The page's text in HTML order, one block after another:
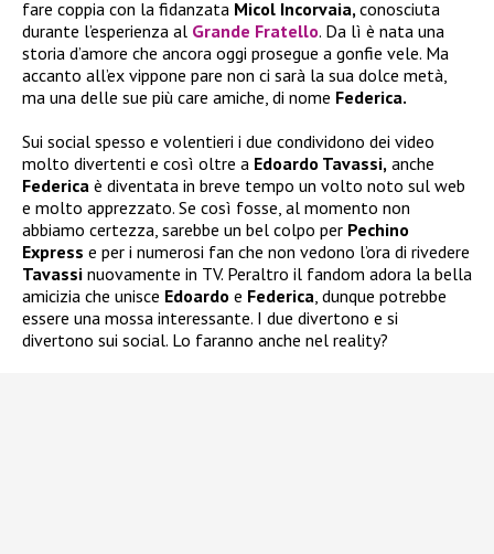
fare coppia con la fidanzata Micol Incorvaia, conosciuta
durante l’esperienza al Grande Fratello. Da lì è nata una
storia d’amore che ancora oggi prosegue a gonfie vele. Ma
accanto all’ex vippone pare non ci sarà la sua dolce metà,
ma una delle sue più care amiche, di nome Federica.
Sui social spesso e volentieri i due condividono dei video
molto divertenti e così oltre a Edoardo Tavassi, anche
Federica è diventata in breve tempo un volto noto sul web
e molto apprezzato. Se così fosse, al momento non
abbiamo certezza, sarebbe un bel colpo per Pechino
Express e per i numerosi fan che non vedono l’ora di rivedere
Tavassi nuovamente in TV. Peraltro il fandom adora la bella
amicizia che unisce Edoardo e Federica , dunque potrebbe
essere una mossa interessante. I due divertono e si
divertono sui social. Lo faranno anche nel reality?